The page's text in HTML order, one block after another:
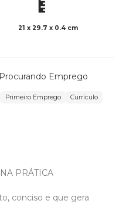
21 x 29.7 x 0.4 cm
Procurando Emprego
Primeiro Emprego
Currículo
PRÁTICA
conciso e que gera